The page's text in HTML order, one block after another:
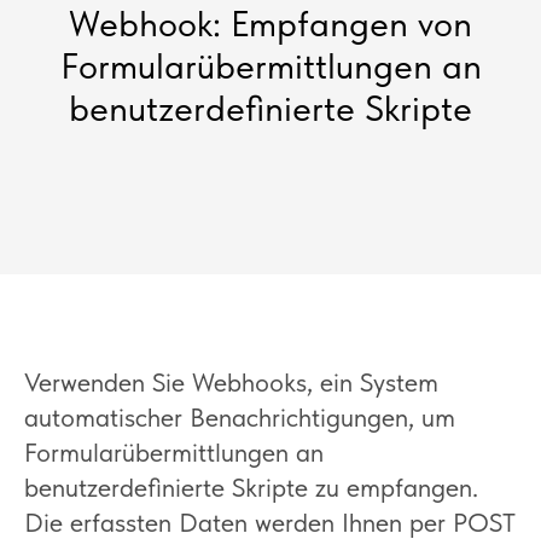
Webhook: Empfangen von
Formularübermittlungen an
benutzerdefinierte Skripte
Verwenden Sie Webhooks, ein System
automatischer Benachrichtigungen, um
Formularübermittlungen an
benutzerdefinierte Skripte zu empfangen.
Die erfassten Daten werden Ihnen per POST